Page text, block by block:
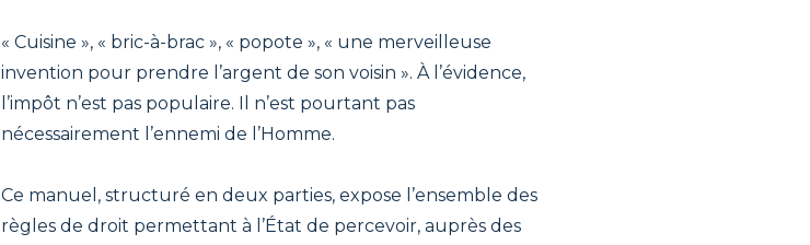
« Cuisine », « bric-à-brac », « popote », « une merveilleuse
invention pour prendre l’argent de son voisin ». À l’évidence,
l’impôt n’est pas populaire. Il n’est pourtant pas
nécessairement l’ennemi de l’Homme.
Ce manuel, structuré en deux parties, expose l’ensemble des
règles de droit permettant à l’État de percevoir, auprès des